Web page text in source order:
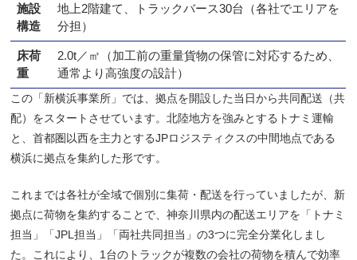
施設
構造
地上2階建て、トラックバース30台（各社でエリアを
分担）
床荷
重
2.0t／㎡（加工前の重量貨物の保管に対応するため、
通常より高強度の設計）
この「新横浜事業所」では、拠点を開設した当日から共同配送（共
配）をスタートさせています。北陸地方を強みとするトナミ運輸
と、首都圏以西を主力とするJPロジスティクスの中間地点である
横浜に拠点を集約した形です。
これまでは各社が全域で個別に集荷・配送を行っていましたが、新
拠点に荷物を集約することで、神奈川県内の配送エリアを「トナミ
担当」「JPL担当」「両社共同担当」の3つに完全分業化しまし
た。これにより、1台のトラックが複数の会社の荷物を積んで効率